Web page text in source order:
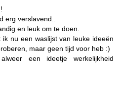
erg verslavend..
en leuk om te doen.
nu een waslijst van leuke ideeën
maar geen tijd voor heb :)
een ideetje werkelijkheid